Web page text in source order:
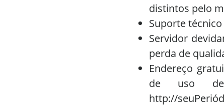
distintos pelo
Suporte
Servidor
perda de
Endereço
de uso de
http://